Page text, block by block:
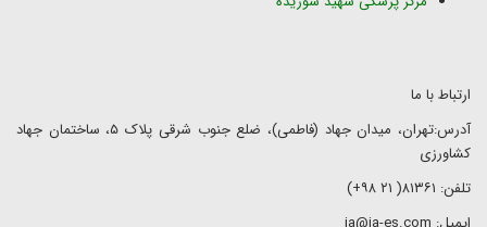
ارتباط با ما
آدرس:تهران، میدان جهاد (فاطمی)، ضلع جنوب شرقی پلاک ۵، ساختمان جهاد
کشاورزی
تلفن: ۸۱۳۶۱( ۲۱ ۹۸+)